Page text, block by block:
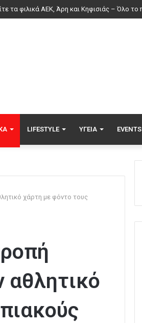
LIFESTYLE ΥΓΕΊΑ EVENTS
χάρτη με φόντο τους
αθλητικό